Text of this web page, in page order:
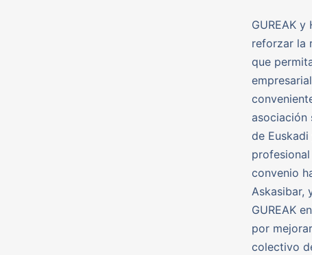
GUREAK
reforzar la
que
asociación
de
convenio
Askasibar,
GUREAK
por
colectivo